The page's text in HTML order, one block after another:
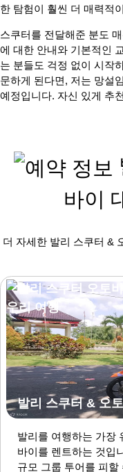
한 탐험이 훨씬 더 매력적
스쿠터를 전달해준 분도
에 대한 안내와 기본적인
는 분들도 걱정 없이 시작
문하게 된다면, 저는 망설
예정입니다. 자신 있게 추
바이
더 자세한 발리 스쿠터 &
발리 스쿠터 & 오
발리를 여행하는 가장
바이를 렌트하는 것입
규모 그룹 투어를 피할